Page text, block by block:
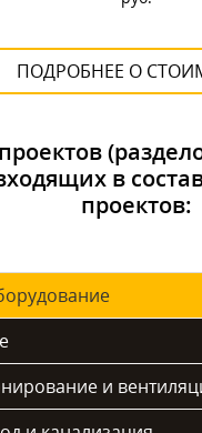
ПОДРОБНЕЕ О
в
проектов:
и